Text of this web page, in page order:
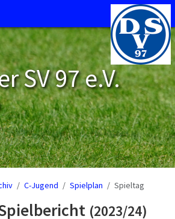
SV 97 e.V.
C-Jugend Spielplan Spieltag
(2023/24)